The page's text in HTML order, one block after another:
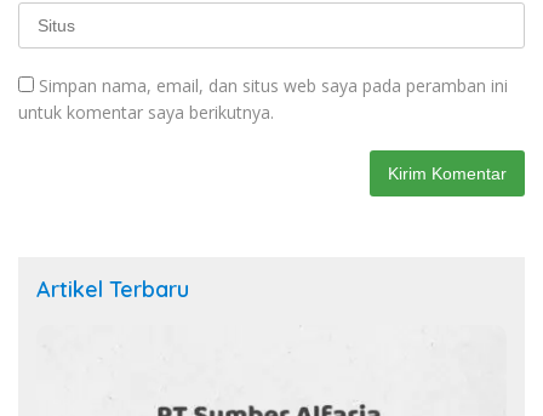
Simpan nama, email, dan situs web saya pada peramban ini
untuk komentar saya berikutnya.
Artikel Terbaru